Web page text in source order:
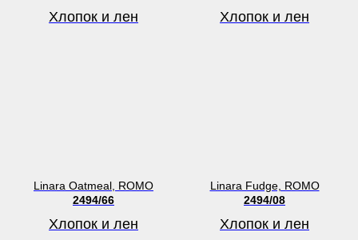
Хлопок и лен Хлопок и лен
Linara Oatmeal, ROMO
2494/66
Хлопок и лен
Linara Fudge, ROMO
2494/08
Хлопок и лен